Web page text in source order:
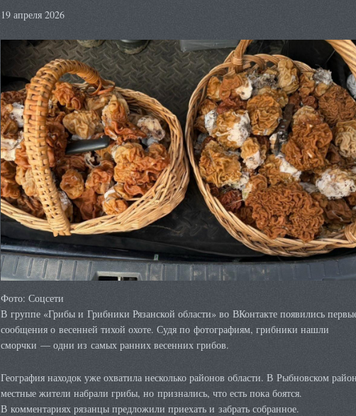
19 апреля 2026
Фото: Соцсети
В группе «Грибы и Грибники Рязанской области» во ВКонтакте появились
сообщения о весенней тихой охоте. Судя по фотографиям, грибники нашли
сморчки — одни из самых ранних весенних грибов.
География находок уже охватила несколько районов области. В Рыбновском
местные жители набрали грибы, но признались, что есть пока боятся.
В комментариях рязанцы предложили приехать и забрать собранное.